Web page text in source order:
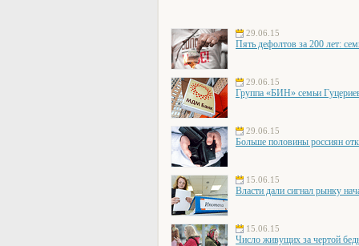
29.06.15
Пять дефолтов за 200 лет:
29.06.15
Группа «БИН» семьи
29.06.15
Больше половины россиян
15.06.15
Власти дали сигнал рынку
15.06.15
Число живущих за чертой